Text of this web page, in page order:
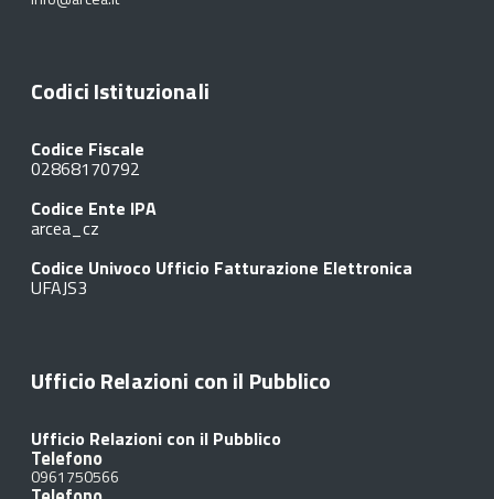
Codici Istituzionali
Codice Fiscale
02868170792
Codice Ente IPA
arcea_cz
Codice Univoco Ufficio Fatturazione Elettronica
UFAJS3
Ufficio Relazioni con il Pubblico
Ufficio Relazioni con il Pubblico
Telefono
0961750566